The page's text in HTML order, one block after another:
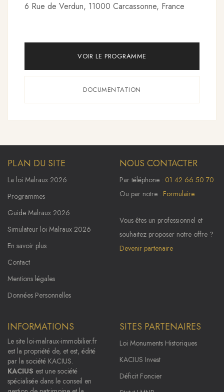
53 Rue Turenne, 10000 Troyes, France
VOIR LE PROGRAMME
DOCUMENTATION
PLAN DU SITE
La loi Malraux 2026
Programmes
Guide Malraux 2026
Simulateur loi Malraux 2026
En savoir plus
Contact
Mentions légales
Données Personnelles
NOUS CONTACTER
Par téléphone : 01 42 66 50 70
Ou par notre : Formulaire
Vous êtes un professionnel et
souhaitez proposer notre offre ?
Devenir partenaire
INFORMATIONS
Le site loi-malraux-immobilier.fr
est la propriété de, et est, édité
par la société KACIUS.
KACIUS est une société
spécialisée dans le conseil en
SITES PARTENAIRES
Loi Monuments Historiques
KACIUS Invest
Déficit Foncier